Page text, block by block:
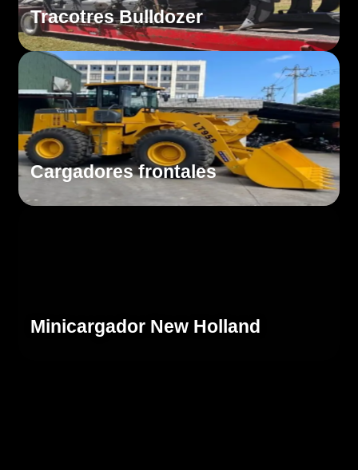
Tracotres Bulldozer
Cotizar
Cargadores frontales
Cotizar
Minicargador New Holland